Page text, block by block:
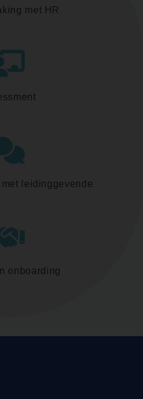
met HR
leidinggevende
onboarding